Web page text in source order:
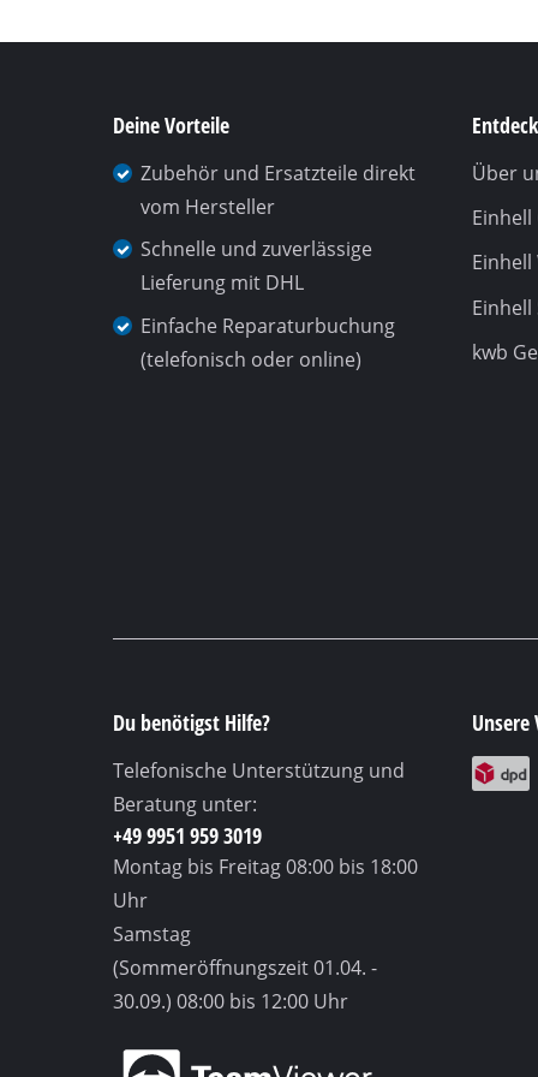
Deine Vorteile
Zubehör und Ersatzteile direkt
vom Hersteller
Schnelle und zuverlässige
Lieferung mit DHL
Einfache Reparaturbuchung
(telefonisch oder online)
Über
Einhell
Einhell
kwb
Du benötigst Hilfe?
Telefonische Unterstützung und
Beratung unter:
+49 9951 959 3019
Montag bis Freitag08:00 bis 18:00
Uhr
Samstag
(Sommeröffnungszeit 01.04. -
30.09.) 08:00 bis 12:00 Uhr